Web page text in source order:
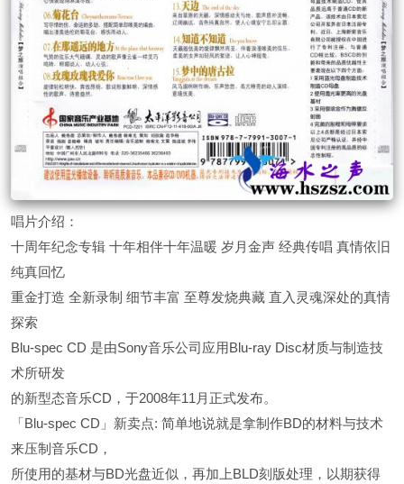
唱片介绍：
十周年纪念专辑 十年相伴十年温暖 岁月金声 经典传唱 真情依旧
纯真回忆
重金打造 全新录制 细节丰富 至尊发烧典藏 直入灵魂深处的真情
探索
Blu-spec CD 是由Sony音乐公司应用Blu-ray Disc材质与制造技
术所研发
的新型态音乐CD，于2008年11月正式发布。
「Blu-spec CD」新卖点: 简单地说就是拿制作BD的材料与技术
来压制音乐CD，
所使用的基材与BD光盘近似，再加上BLD刻版处理，以期获得